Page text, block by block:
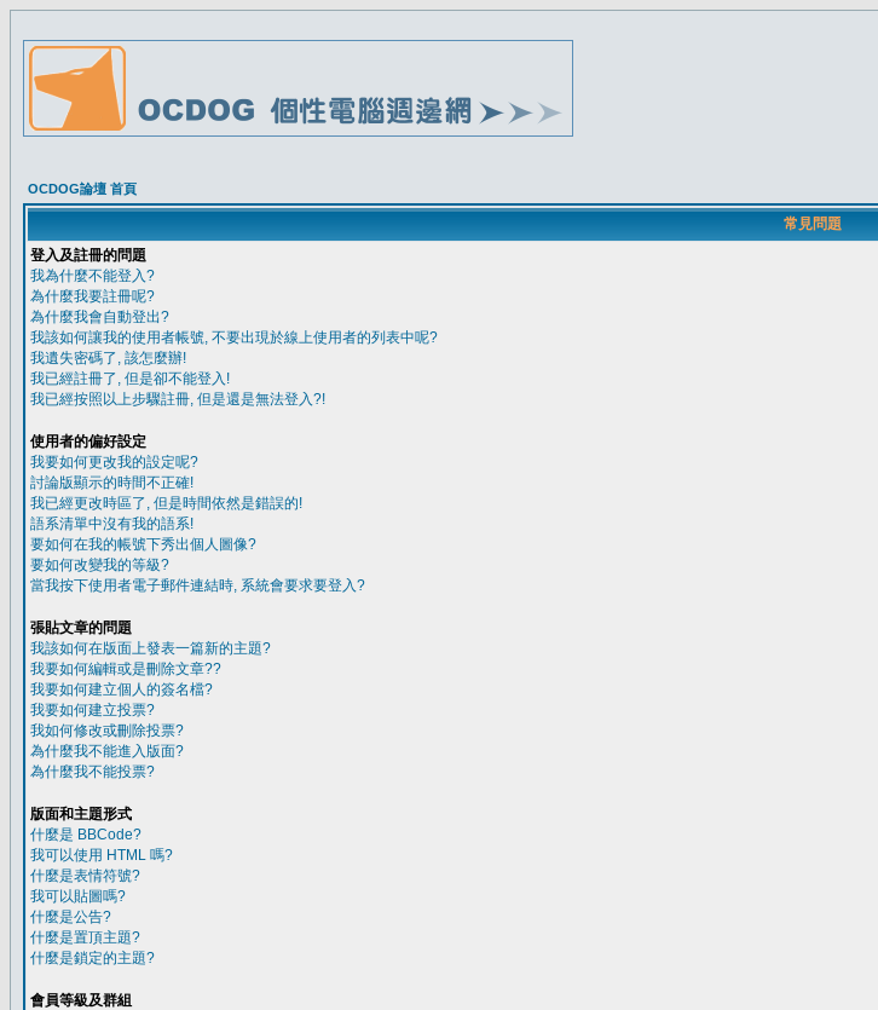
OCDOG論壇 首頁
常見問題
登入及註冊的問題
我為什麼不能登入?
為什麼我要註冊呢?
為什麼我會自動登出?
我該如何讓我的使用者帳號, 不要出現於線上使用者的列表中呢?
我遺失密碼了, 該怎麼辦!
我已經註冊了, 但是卻不能登入!
我已經按照以上步驟註冊, 但是還是無法登入?!
使用者的偏好設定
我要如何更改我的設定呢?
討論版顯示的時間不正確!
我已經更改時區了, 但是時間依然是錯誤的!
語系清單中沒有我的語系!
要如何在我的帳號下秀出個人圖像?
要如何改變我的等級?
當我按下使用者電子郵件連結時, 系統會要求要登入?
張貼文章的問題
我該如何在版面上發表一篇新的主題?
我要如何編輯或是刪除文章??
我要如何建立個人的簽名檔?
我要如何建立投票?
我如何修改或刪除投票?
為什麼我不能進入版面?
為什麼我不能投票?
版面和主題形式
什麼是 BBCode?
我可以使用 HTML 嗎?
什麼是表情符號?
我可以貼圖嗎?
什麼是公告?
什麼是置頂主題?
什麼是鎖定的主題?
會員等級及群組